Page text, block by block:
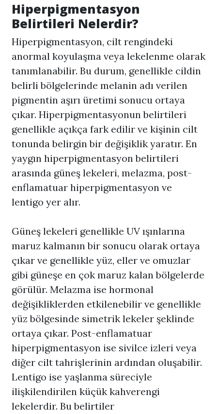
Hiperpigmentasyon
Belirtileri Nelerdir?
Hiperpigmentasyon, cilt rengindeki
anormal koyulaşma veya lekelenme olarak
tanımlanabilir. Bu durum, genellikle cildin
belirli bölgelerinde melanin adı verilen
pigmentin aşırı üretimi sonucu ortaya
çıkar. Hiperpigmentasyonun belirtileri
genellikle açıkça fark edilir ve kişinin cilt
tonunda belirgin bir değişiklik yaratır. En
yaygın hiperpigmentasyon belirtileri
arasında güneş lekeleri, melazma, post-
enflamatuar hiperpigmentasyon ve
lentigo yer alır.
Güneş lekeleri genellikle UV ışınlarına
maruz kalmanın bir sonucu olarak ortaya
çıkar ve genellikle yüz, eller ve omuzlar
gibi güneşe en çok maruz kalan bölgelerde
görülür. Melazma ise hormonal
değişikliklerden etkilenebilir ve genellikle
yüz bölgesinde simetrik lekeler şeklinde
ortaya çıkar. Post-enflamatuar
hiperpigmentasyon ise sivilce izleri veya
diğer cilt tahrişlerinin ardından oluşabilir.
Lentigo ise yaşlanma süreciyle
ilişkilendirilen küçük kahverengi
lekelerdir. Bu belirtiler